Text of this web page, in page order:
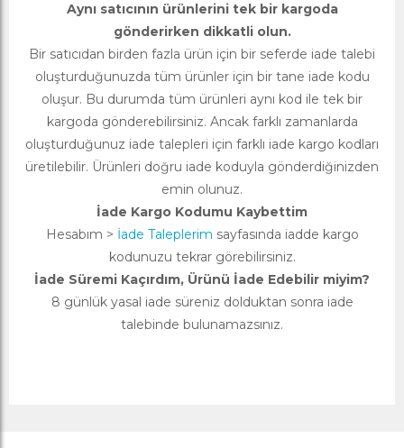
Aynı satıcının ürünlerini tek bir kargoda
gönderirken dikkatli olun.
Bir satıcıdan birden fazla ürün için bir seferde iade talebi
oluşturduğunuzda tüm ürünler için bir tane iade kodu
oluşur. Bu durumda tüm ürünleri aynı kod ile tek bir
kargoda gönderebilirsiniz. Ancak farklı zamanlarda
oluşturduğunuz iade talepleri için farklı iade kargo kodları
üretilebilir. Ürünleri doğru iade koduyla gönderdiğinizden
emin olunuz.
İade Kargo Kodumu Kaybettim
Hesabım > İade Taleplerim sayfasında iadde kargo
kodunuzu tekrar görebilirsiniz.
İade Süremi Kaçırdım, Ürünü İade Edebilir miyim?
8 günlük yasal iade süreniz dolduktan sonra iade
talebinde bulunamazsınız.